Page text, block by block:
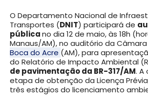
O Departamento Nacional de
Transportes (DNIT) participará de
públicano dia 12 de maio, às 18h
Manaus/AM), no auditório da
Boca do Acre (AM), para
do Relatório de Impacto Ambiental
de pavimentação da BR-317/AM. A
etapa de obtenção da Licença
três estágios do licenciamento